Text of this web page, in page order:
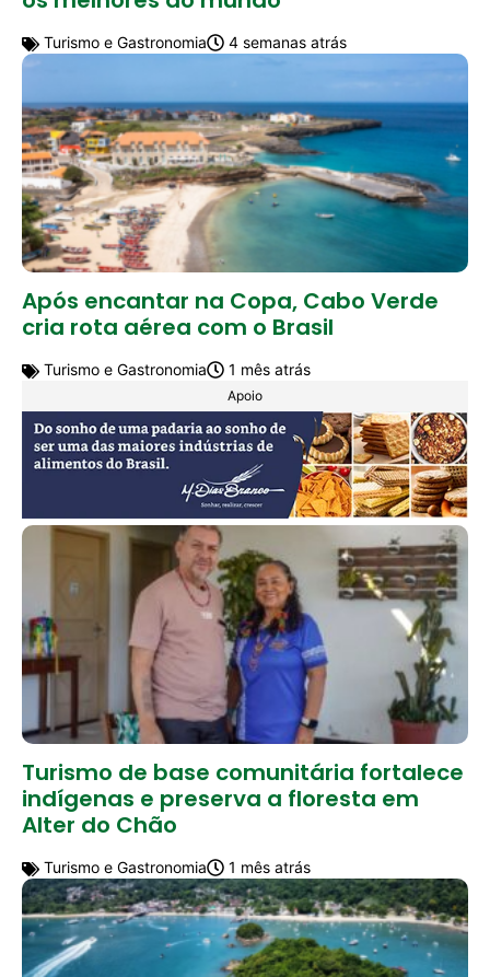
Turismo e Gastronomia 4 semanas atrás
Após encantar na Copa, Cabo Verde
cria rota aérea com o Brasil
Turismo e Gastronomia 1 mês atrás
Apoio
Turismo de base comunitária fortalece
indígenas e preserva a floresta em
Alter do Chão
Turismo e Gastronomia 1 mês atrás